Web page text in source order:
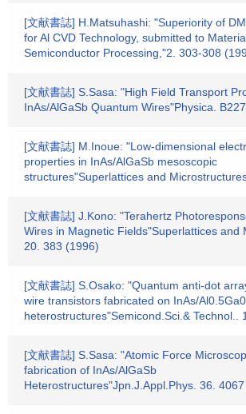
[文献書誌] H.Matsuhashi: "Superiority of
for Al CVD Technology, submitted to
Semiconductor Processing,"2. 303-308
[文献書誌] S.Sasa: "High Field Transport
InAs/AlGaSb Quantum Wires"Physica.
[文献書誌] M.Inoue: "Low-dimensional
properties in InAs/AlGaSb mesoscopic
structures"Superlattices and
[文献書誌] J.Kono: "Terahertz
Wires in Magnetic Fields"Superlattices and
20. 383 (1996)
[文献書誌] S.Osako: "Quantum anti-dot
wire transistors fabricated on InAs/
heterostructures"Semicond.Sci.& Technol..
[文献書誌] S.Sasa: "Atomic Force
fabrication of InAs/AlGaSb
Heterostructures"Jpn.J.Appl.Phys. 36.